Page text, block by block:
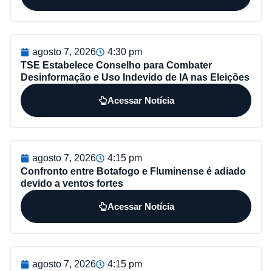
agosto 7, 2026
4:30 pm
TSE Estabelece Conselho para Combater
Desinformação e Uso Indevido de IA nas Eleições
Acessar Notícia
agosto 7, 2026
4:15 pm
Confronto entre Botafogo e Fluminense é adiado
devido a ventos fortes
Acessar Notícia
agosto 7, 2026
4:15 pm